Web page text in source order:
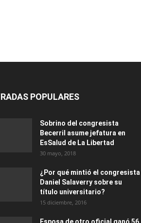
POPULARES
Sobrino del congresista
Becerril asume jefatura en
EsSalud de La Libertad
30 mayo, 2018
¿Por qué mintió el congresista
Daniel Salaverry sobre su
título universitario?
15 diciembre, 2016